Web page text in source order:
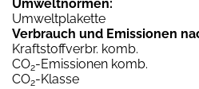
Umweltnormen:
Umweltplakette
Verbrauch und Emissionen
Kraftstoffverbr. komb.
CO2-Emissionen komb.
CO2-Klasse